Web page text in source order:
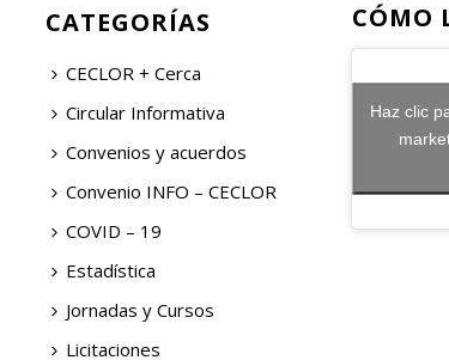
CATEGORÍAS
CECLOR + Cerca
Circular Informativa
Convenios y acuerdos
Convenio INFO – CECLOR
COVID – 19
Estadística
Jornadas y Cursos
Licitaciones
CÓMO
Haz clic